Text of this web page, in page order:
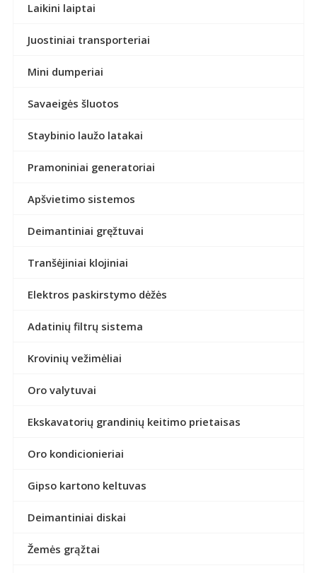
Laikini laiptai
Juostiniai transporteriai
Mini dumperiai
Savaeigės šluotos
Staybinio laužo latakai
Pramoniniai generatoriai
Apšvietimo sistemos
Deimantiniai gręžtuvai
Tranšėjiniai klojiniai
Elektros paskirstymo dėžės
Adatinių filtrų sistema
Krovinių vežimėliai
Oro valytuvai
Ekskavatorių grandinių keitimo prietaisas
Oro kondicionieriai
Gipso kartono keltuvas
Deimantiniai diskai
Žemės grąžtai